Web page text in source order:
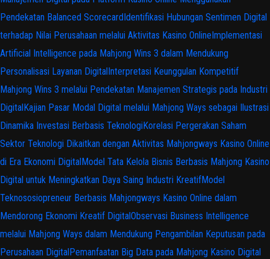
Pendekatan Balanced ScorecardIdentifikasi Hubungan Sentimen Digital
terhadap Nilai Perusahaan melalui Aktivitas Kasino OnlineImplementasi
Artificial Intelligence pada Mahjong Wins 3 dalam Mendukung
Personalisasi Layanan DigitalInterpretasi Keunggulan Kompetitif
Mahjong Wins 3 melalui Pendekatan Manajemen Strategis pada Industri
DigitalKajian Pasar Modal Digital melalui Mahjong Ways sebagai Ilustrasi
Dinamika Investasi Berbasis TeknologiKorelasi Pergerakan Saham
Sektor Teknologi Dikaitkan dengan Aktivitas Mahjongways Kasino Online
di Era Ekonomi DigitalModel Tata Kelola Bisnis Berbasis Mahjong Kasino
Digital untuk Meningkatkan Daya Saing Industri KreatifModel
Teknososiopreneur Berbasis Mahjongways Kasino Online dalam
Mendorong Ekonomi Kreatif DigitalObservasi Business Intelligence
melalui Mahjong Ways dalam Mendukung Pengambilan Keputusan pada
Perusahaan DigitalPemanfaatan Big Data pada Mahjong Kasino Digital